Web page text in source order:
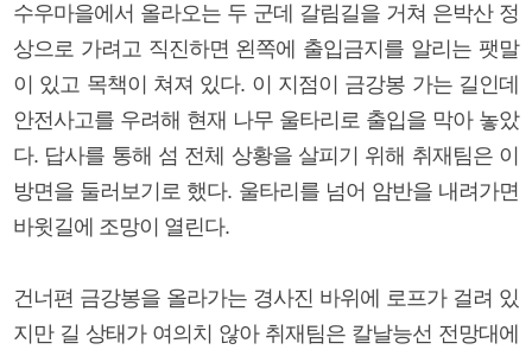
수우마을에서 올라오는 두 군데 갈림길을 거쳐 은박산 정
상으로 가려고 직진하면 왼쪽에 출입금지를 알리는 팻말
이 있고 목책이 쳐져 있다. 이 지점이 금강봉 가는 길인데
안전사고를 우려해 현재 나무 울타리로 출입을 막아 놓았
다. 답사를 통해 섬 전체 상황을 살피기 위해 취재팀은 이
방면을 둘러보기로 했다. 울타리를 넘어 암반을 내려가면
바윗길에 조망이 열린다.
건너편 금강봉을 올라가는 경사진 바위에 로프가 걸려 있
지만 길 상태가 여의치 않아 취재팀은 칼날능선 전망대에